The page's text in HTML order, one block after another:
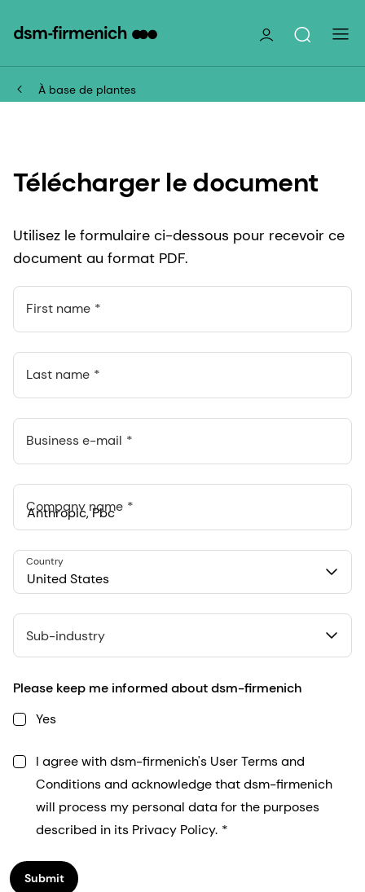
À base de plantes
Télécharger le document
Utilisez le formulaire ci-dessous pour recevoir ce
document au format PDF.
First name
Last name
Business e-mail
Company name
548 Market St Pmb 90375, San Francisco, California, US
United States
Country
Sub-industry
Please keep me informed about dsm-firmenich
Yes
I agree with dsm-firmenich's User Terms and
Conditions and acknowledge that dsm-firmenich
will process my personal data for the purposes
described in its Privacy Policy.
Submit